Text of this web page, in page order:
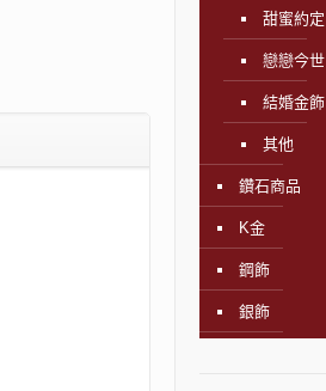
甜蜜約定
戀戀今世
結婚金飾
其他
鑽石商品
K金
鋼飾
銀飾